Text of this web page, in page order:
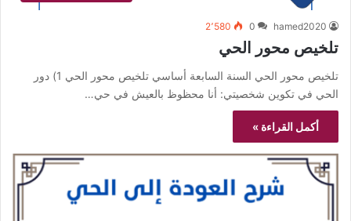
hamed2020
0 2٬580
تلخيص محور الحي
تلخيص محور الحي السنة السابعة أساسي تلخيص محور الحي 1) دور
الحي في تكوين شخصيتي: أنا محظوظ بالعيش في حي…
أكمل القراءة »